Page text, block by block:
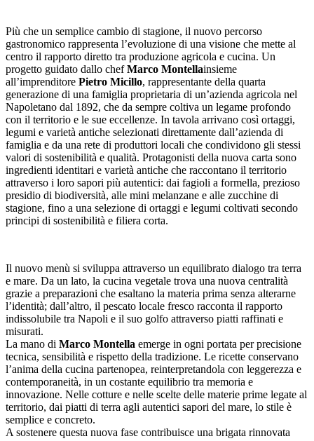
Più che un semplice cambio di stagione, il nuovo percorso
gastronomico rappresenta l’evoluzione di una visione che mette al
centro il rapporto diretto tra produzione agricola e cucina. Un
progetto guidato dallo chefMarco Montellainsieme
all’imprenditore Pietro Micillo, rappresentante della quarta
generazione di una famiglia proprietaria di un’azienda agricola nel
Napoletano dal 1892, che da sempre coltiva un legame profondo
con il territorio e le sue eccellenze. In tavola arrivano così ortaggi,
legumi e varietà antiche selezionati direttamente dall’azienda di
famiglia e da una rete di produttori locali che condividono gli stessi
valori di sostenibilità e qualità. Protagonisti della nuova carta sono
ingredienti identitari e varietà antiche che raccontano il territorio
attraverso i loro sapori più autentici: dai fagioli a formella, prezioso
presidio di biodiversità, alle mini melanzane e alle zucchine di
stagione, fino a una selezione di ortaggi e legumi coltivati secondo
principi di sostenibilità e filiera corta.
Il nuovo menù si sviluppa attraverso un equilibrato dialogo tra terra
e mare. Da un lato, la cucina vegetale trova una nuova centralità
grazie a preparazioni che esaltano la materia prima senza alterarne
l’identità; dall’altro, il pescato locale fresco racconta il rapporto
indissolubile tra Napoli e il suo golfo attraverso piatti raffinati e
misurati.
La mano di Marco Montella emerge in ogni portata per precisione
tecnica, sensibilità e rispetto della tradizione. Le ricette conservano
l’anima della cucina partenopea, reinterpretandola con leggerezza e
contemporaneità, in un costante equilibrio tra memoria e
innovazione. Nelle cotture e nelle scelte delle materie prime legate al
territorio, dai piatti di terra agli autentici sapori del mare, lo stile è
semplice e concreto.
A sostenere questa nuova fase contribuisce una brigata rinnovata